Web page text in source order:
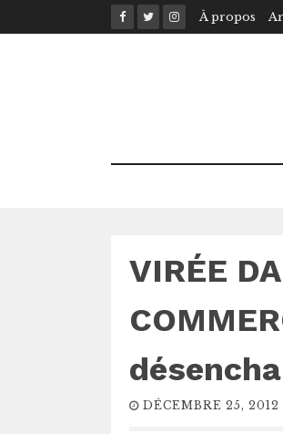
to
À propos
VIRÉE
DÉCEMBRE 25, 2012